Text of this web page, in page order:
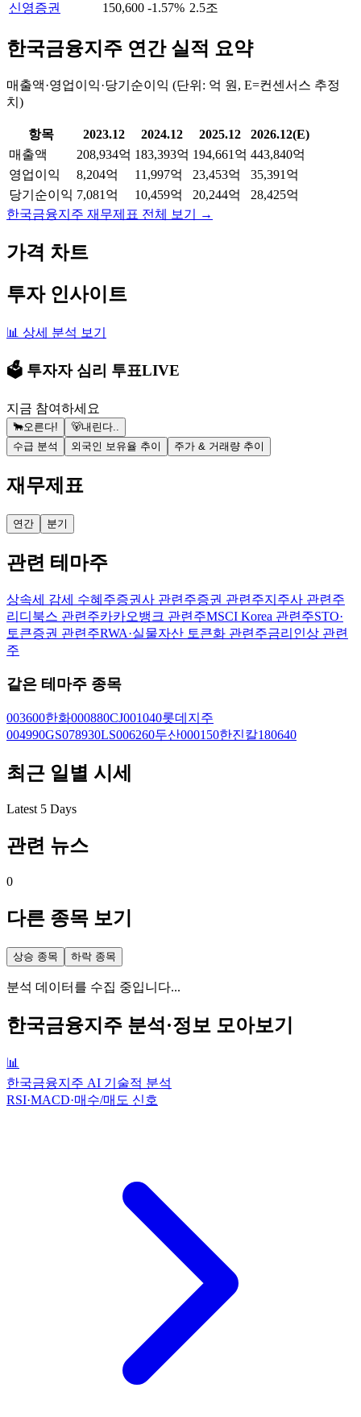
신영증권
150,600 -1.57% 2.5조
한국금융지주 연간 실적 요약
매출액·영업이익·당기순이익 (단위: 억 원, E=컨센서스 추정
치)
항목 2023.12 2024.12 2025.12
2026.12(E)
매출액
208,934억 183,393억 194,661억 443,840억
영업이익
8,204억 11,997억 23,453억
35,391억
당기순이익 7,081억 10,459억 20,244억
28,425억
한국금융지주 재무제표 전체 보기 →
가격 차트
투자 인사이트
📊 상세 분석 보기
🗳️ 투자자 심리 투표LIVE
지금 참여하세요
🐂오른다! 🐻내린다..
수급 분석
외국인 보유율 추이 주가 & 거래량 추이
재무제표
연간 분기
관련 테마주
상속세 감세 수혜주증권사 관련주증권 관련주지주사 관련주
리디북스 관련주카카오뱅크 관련주MSCI Korea 관련주STO·
토큰증권 관련주RWA·실물자산 토큰화 관련주금리인상 관련
주
같은 테마주 종목
003600한화000880CJ001040롯데지주
004990GS078930LS006260두산000150한진칼180640
최근 일별 시세
Latest 5 Days
관련 뉴스
0
다른 종목 보기
상승 종목 하락 종목
분석 데이터를 수집 중입니다...
한국금융지주 분석·정보 모아보기
📊
한국금융지주 AI 기술적 분석
RSI·MACD·매수/매도 신호